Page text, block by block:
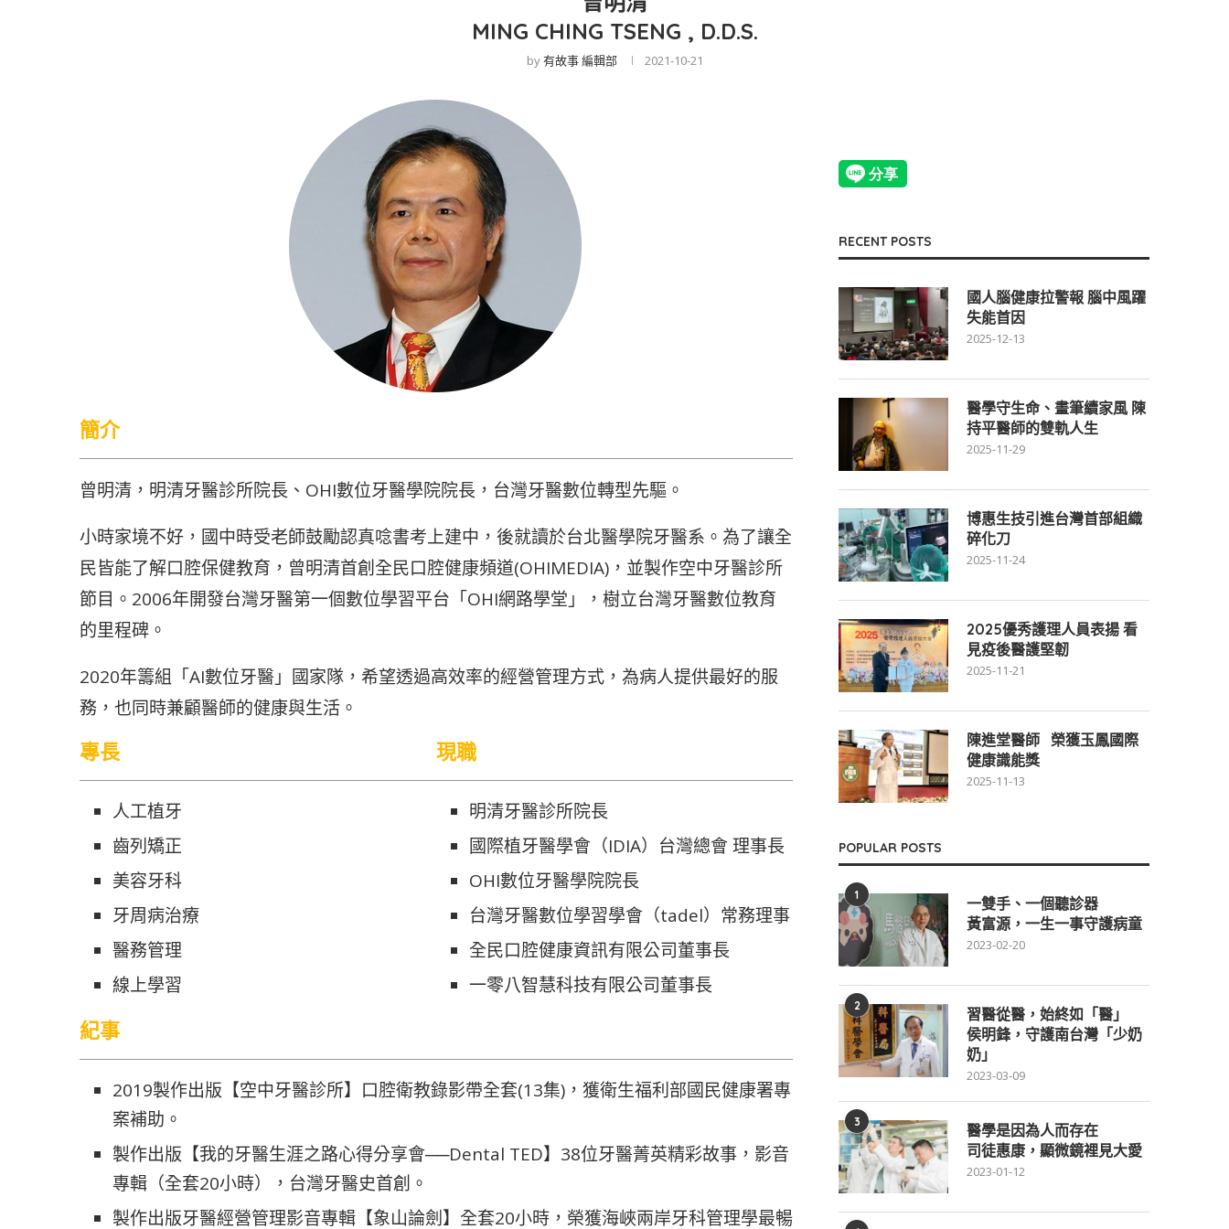
MING CHING TSENG , D.D.S.
by有故事 編輯部 2021-10-21
簡介
曾明清，明清牙醫診所院長、OHI數位牙醫學院院長，台灣牙醫數位轉型先驅。
小時家境不好，國中時受老師鼓勵認真唸書考上建中，後就讀於台北醫學院牙醫系。為了讓全
民皆能了解口腔保健教育，曾明清首創全民口腔健康頻道(OHIMEDIA)，並製作空中牙醫診所
節目。2006年開發台灣牙醫第一個數位學習平台「OHI網路學堂」，樹立台灣牙醫數位教育
的里程碑。
2020年籌組「AI數位牙醫」國家隊，希望透過高效率的經營管理方式，為病人提供最好的服
務，也同時兼顧醫師的健康與生活。
專長
人工植牙
齒列矯正
美容牙科
牙周病治療
醫務管理
線上學習
現職
明清牙醫診所院長
國際植牙醫學會（IDIA）台灣總會 理事長
OHI數位牙醫學院院長
台灣牙醫數位學習學會（tadel）常務理事
全民口腔健康資訊有限公司董事長
一零八智慧科技有限公司董事長
紀事
2019製作出版【空中牙醫診所】口腔衛教錄影帶全套(13集)，獲衛生福利部國民健康署專
案補助。
製作出版【我的牙醫生涯之路心得分享會──Dental TED】38位牙醫菁英精彩故事，影音
專輯（全套20小時），台灣牙醫史首創。
製作出版牙醫經營管理影音專輯【象山論劍】全套20小時，榮獲海峽兩岸牙科管理學最暢
RECENT POSTS
國人腦健康拉警報 腦中風躍
失能首因
2025-12-13
醫學守生命、畫筆續家風 陳
持平醫師的雙軌人生
2025-11-29
博惠生技引進台灣首部組織
碎化刀
2025-11-24
2025優秀護理人員表揚 看
見疫後醫護堅韌
2025-11-21
陳進堂醫師 榮獲玉鳳國際
健康識能獎
2025-11-13
POPULAR POSTS
1
一雙手、一個聽診器
黃富源，一生一事守護病童
2023-02-20
2
習醫從醫，始終如「醫」
侯明鋒，守護南台灣「少奶
奶」
2023-03-09
3
醫學是因為人而存在
司徒惠康，顯微鏡裡見大愛
2023-01-12